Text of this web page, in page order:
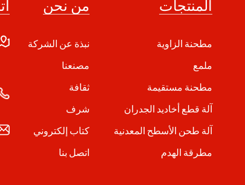
المنتجات
مطحنة الزاوية
ملمع
مطحنة مستقيمة
آلة قطع أخاديد الجدران
آلة طحن الأسطح المعدنية
مطرقة الهدم
من نحن
نبذة عن الشركة
مصنعنا
ثقافة
شرف
كتاب إلكتروني
اتصل بنا